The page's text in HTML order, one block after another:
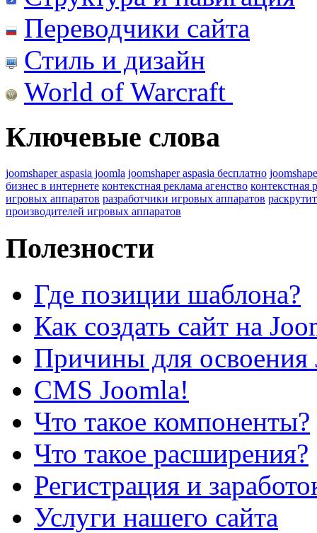
Переводчики сайта
Стиль и дизайн
World of Warcraft
Ключевые слова
joomshaper aspasia joomla joomshaper aspasia бесплатно
бизнес в интернете контекстная реклама агенство контекстная
игровых аппаратов разработчики игровых аппаратов
производителей игровых аппаратов
Полезности
Где позиции шаблона?
Как создать сайт на
Причины для освоения
CMS Joomla!
Что такое компоненты?
Что такое расширения?
Регистрация и
Услуги нашего сайта